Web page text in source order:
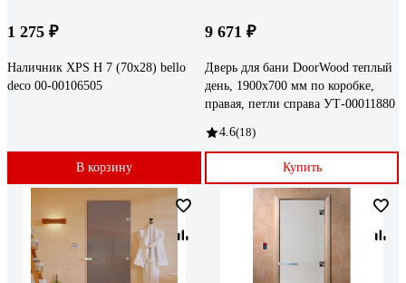
1 275 ₽
Наличник XPS Н 7 (70x28) bello
deco 00-00106505
В корзину
9 671 ₽
Дверь для бани DoorWood теплый
день, 1900x700 мм по коробке,
правая, петли справа УТ-00011880
4.6(18)
Купить